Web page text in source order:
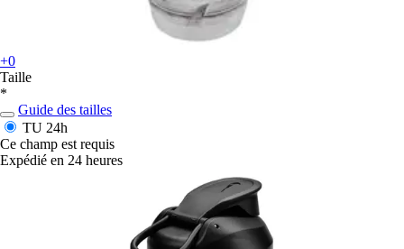
+0
Taille
*
Guide des tailles
TU 24h
Ce champ est requis
Expédié en 24 heures